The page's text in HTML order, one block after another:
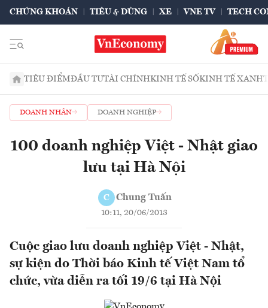
CHỨNG KHOÁN TIÊU & DÙNG XE VNE TV TECH
TIÊU ĐIỂMĐẦU TƯTÀI CHÍNHKINH TẾ SỐKINH TẾ XANH
DOANH NHÂN DOANH NGHIỆP
100 doanh nghiệp Việt - Nhật giao
lưu tại Hà Nội
C Chung Tuấn
10:11, 20/06/2013
Cuộc giao lưu doanh nghiệp Việt - Nhật,
sự kiện do Thời báo Kinh tế Việt Nam tổ
chức, vừa diễn ra tối 19/6 tại Hà Nội